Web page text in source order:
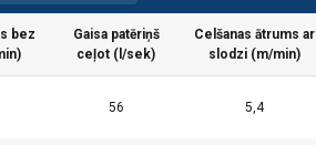
bez
Gaisa patēriņš
ceļot (l/sek)
Celšanas ātrums ar
slodzi (m/min)
56 5,4